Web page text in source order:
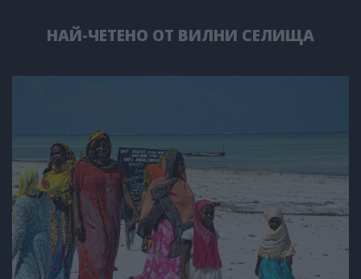
НАЙ-ЧЕТЕНО ОТ ВИЛНИ СЕЛИЩА